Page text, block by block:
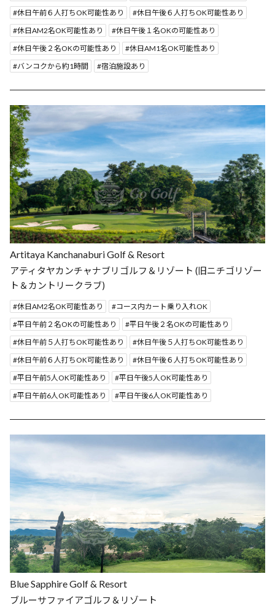
休日午前６人打ちOK可能性あり
休日午後６人打ちOK可能性あり
休日AM2名OK可能性あり
休日午後１名OKの可能性あり
休日午後２名OKの可能性あり
休日AM1名OK可能性あり
バンコクから約1時間
宿泊施設あり
Artitaya Kanchanaburi Golf & Resort
アティタヤカンチャナブリゴルフ＆リゾート (旧ニチゴリゾー
ト＆カントリークラブ)
休日AM2名OK可能性あり
コース内カート乗り入れOK
平日午前２名OKの可能性あり
平日午後２名OKの可能性あり
休日午前５人打ちOK可能性あり
休日午後５人打ちOK可能性あり
休日午前６人打ちOK可能性あり
休日午後６人打ちOK可能性あり
平日午前5人OK可能性あり
平日午後5人OK可能性あり
平日午前6人OK可能性あり
平日午後6人OK可能性あり
Blue Sapphire Golf & Resort
ブルーサファイアゴルフ＆リゾート